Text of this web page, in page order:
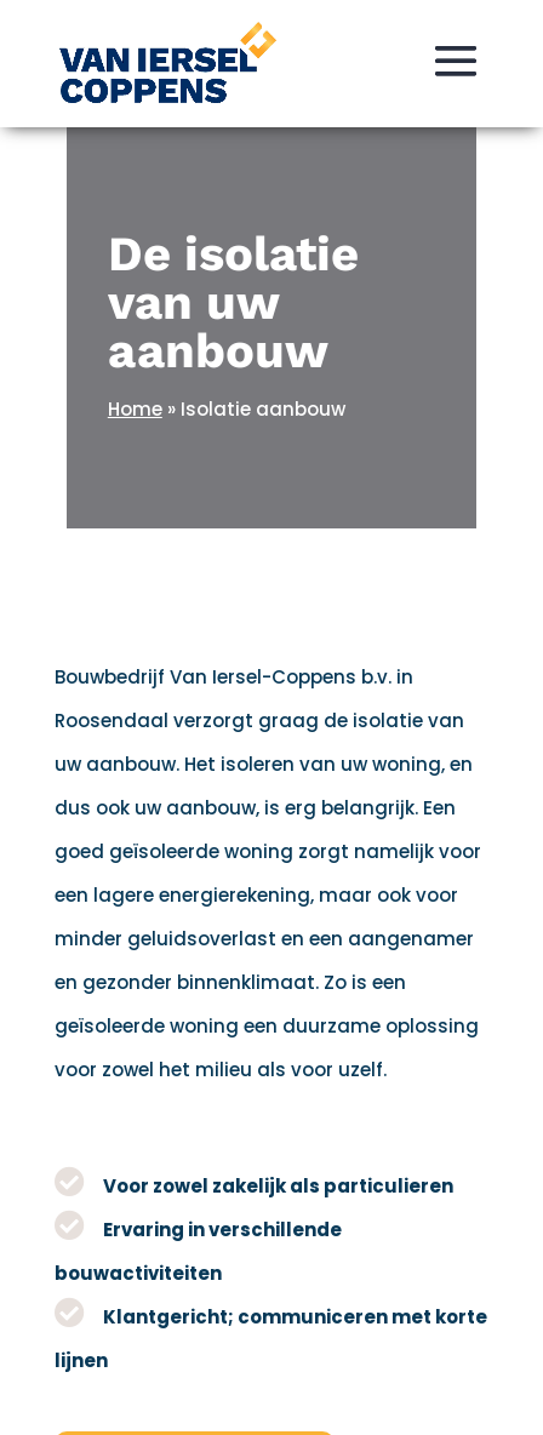
De isolatie
van uw
aanbouw
Home» Isolatie aanbouw
Bouwbedrijf Van Iersel-Coppens b.v. in
Roosendaal verzorgt graag de isolatie van
uw aanbouw. Het isoleren van uw woning, en
dus ook uw aanbouw, is erg belangrijk. Een
goed geïsoleerde woning zorgt namelijk voor
een lagere energierekening, maar ook voor
minder geluidsoverlast en een aangenamer
en gezonder binnenklimaat. Zo is een
geïsoleerde woning een duurzame oplossing
voor zowel het milieu als voor uzelf.
Voor zowel zakelijk als particulieren
Ervaring in verschillende
bouwactiviteiten
Klantgericht; communiceren met korte
lijnen